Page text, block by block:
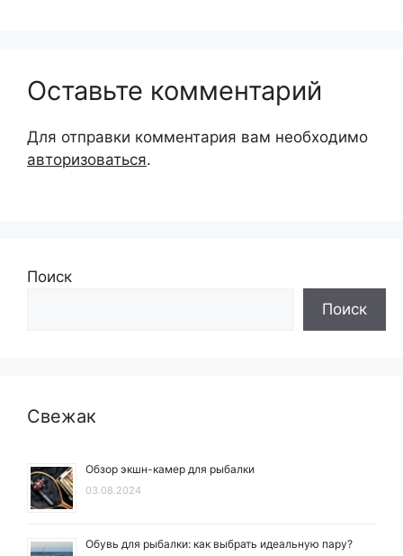
Оставьте комментарий
Для отправки комментария вам необходимо
авторизоваться.
Поиск
Поиск
Свежак
Обзор экшн-камер для рыбалки
03.08.2024
Обувь для рыбалки: как выбрать идеальную пару?